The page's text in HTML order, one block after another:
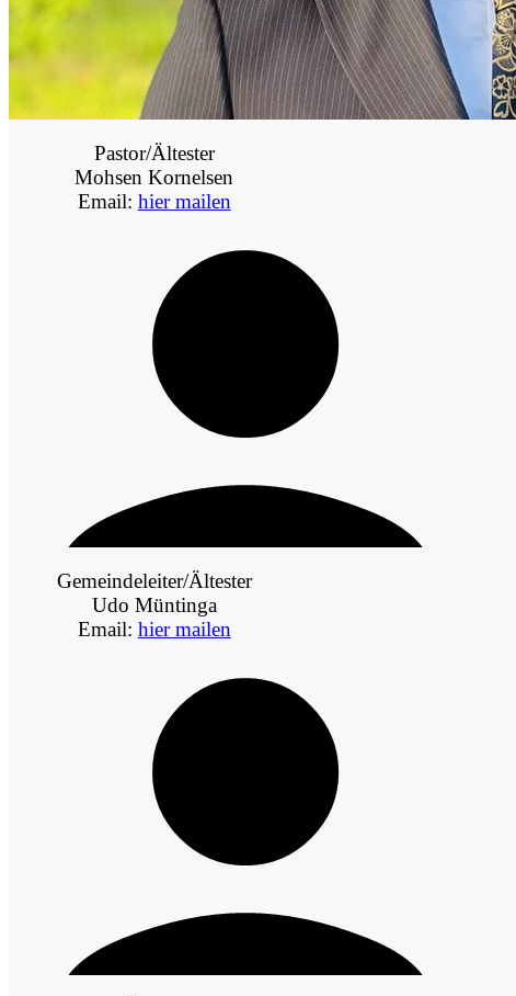
Pastor/Ältester
Mohsen Kornelsen
Email: hier mailen
Gemeindeleiter/Ältester
Udo Müntinga
Email: hier mailen